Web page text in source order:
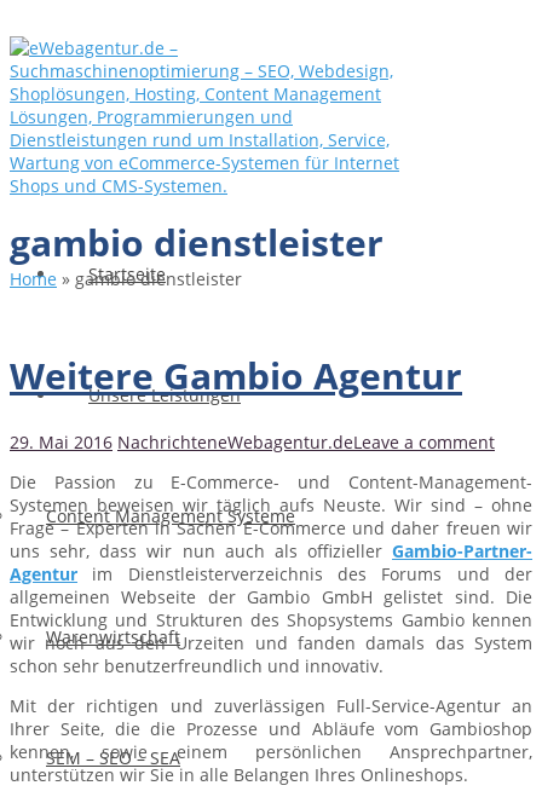
Startseite
Unsere Leistungen
Content Management Systeme
Warenwirtschaft
SEM – SEO – SEA
gambio dienstleister
Home » gambio dienstleister
Weitere Gambio Agentur
29. Mai 2016 NachrichteneWebagentur.deLeave a comment
Die Passion zu E-Commerce- und Content-Management-
Systemen beweisen wir täglich aufs Neuste. Wir sind – ohne
Frage – Experten in Sachen E-Commerce und daher freuen wir
uns sehr, dass wir nun auch als offizieller Gambio-Partner-
Agentur im Dienstleisterverzeichnis des Forums und der
allgemeinen Webseite der Gambio GmbH gelistet sind. Die
Entwicklung und Strukturen des Shopsystems Gambio kennen
wir noch aus den Urzeiten und fanden damals das System
schon sehr benutzerfreundlich und innovativ.
Mit der richtigen und zuverlässigen Full-Service-Agentur an
Ihrer Seite, die die Prozesse und Abläufe vom Gambioshop
kennen, sowie einem persönlichen Ansprechpartner,
unterstützen wir Sie in alle Belangen Ihres Onlineshops.